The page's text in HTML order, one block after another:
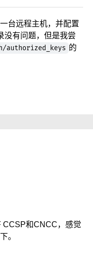
台远程主机，并配置
没有问题，但是我尝
authorized_keys 的
CCSP和CNCC，感觉
。